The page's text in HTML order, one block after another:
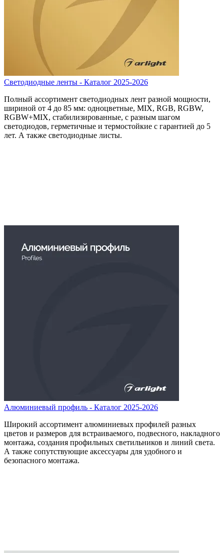
Светодиодные ленты - Каталог 2025-2026
Полный ассортимент светодиодных лент разной мощности,
шириной от 4 до 85 мм: одноцветные, MIX, RGB, RGBW,
RGBW+MIX, стабилизированные, с разным шагом
светодиодов, герметичные и термостойкие с гарантией до 5
лет. А также светодиодные листы.
Алюминиевый профиль - Каталог 2025-2026
Широкий ассортимент алюминиевых профилей разных
цветов и размеров для встраиваемого, подвесного, накладного
монтажа, создания профильных светильников и линий света.
А также сопутствующие аксессуары для удобного и
безопасного монтажа.